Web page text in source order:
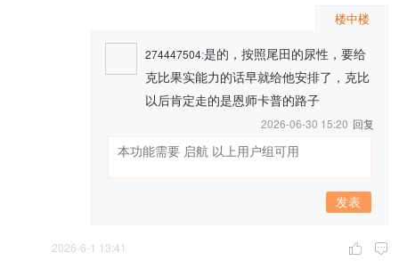
楼中楼
274447504:是的，按照尾田的尿性，要给
克比果实能力的话早就给他安排了，克比
以后肯定走的是恩师卡普的路子
2026-06-30 15:20 回复
发表
 
2026-6-1 13:41